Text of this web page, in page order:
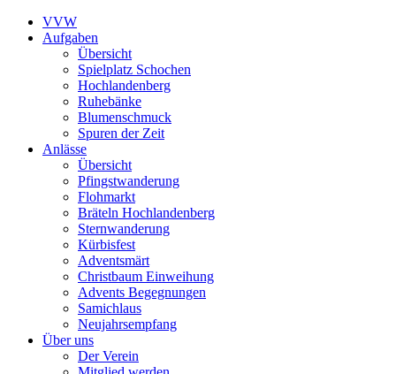
VVW
Aufgaben
Übersicht
Spielplatz Schochen
Hochlandenberg
Ruhebänke
Blumenschmuck
Spuren der Zeit
Anlässe
Übersicht
Pfingstwanderung
Flohmarkt
Bräteln Hochlandenberg
Sternwanderung
Kürbisfest
Adventsmärt
Christbaum Einweihung
Advents Begegnungen
Samichlaus
Neujahrsempfang
Über uns
Der Verein